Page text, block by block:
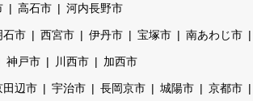
高石市 河内長野市
石市 西宮市 伊丹市 宝塚市 南あわじ市
神戸市 川西市 加西市
田辺市 宇治市 長岡京市 城陽市 京都市